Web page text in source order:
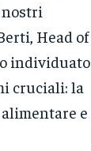
Head of
individuato
cruciali: la
e